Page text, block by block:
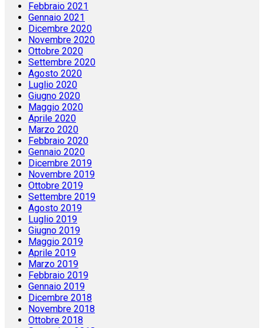
Febbraio 2021
Gennaio 2021
Dicembre 2020
Novembre 2020
Ottobre 2020
Settembre 2020
Agosto 2020
Luglio 2020
Giugno 2020
Maggio 2020
Aprile 2020
Marzo 2020
Febbraio 2020
Gennaio 2020
Dicembre 2019
Novembre 2019
Ottobre 2019
Settembre 2019
Agosto 2019
Luglio 2019
Giugno 2019
Maggio 2019
Aprile 2019
Marzo 2019
Febbraio 2019
Gennaio 2019
Dicembre 2018
Novembre 2018
Ottobre 2018